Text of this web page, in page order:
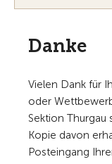
Danke
Vielen Dank für
oder
Sektion Thurgau
Kopie davon
Posteingang